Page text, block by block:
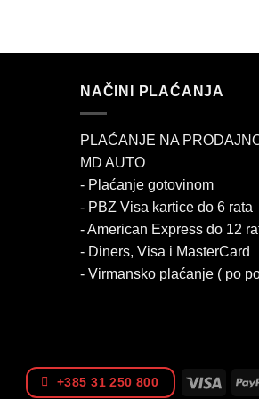
NAČINI PLAĆANJA
PLAĆANJE NA
MD AUTO
- Plaćanje gotovinom
- PBZ Visa kartice do 6 rata
- American Express do 12
- Diners, Visa i MasterCard
- Virmansko plaćanje ( po
+385 31 250 800 Visa